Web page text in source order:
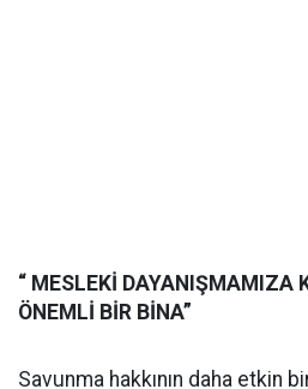
“ MESLEKİ DAYANIŞMAMIZA
ÖNEMLİ BİR BİNA”
Savunma hakkının daha etkin